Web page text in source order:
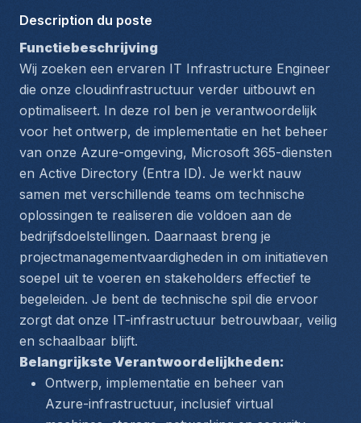
Description du poste
Functiebeschrijving
Wij zoeken een ervaren IT Infrastructure Engineer
die onze cloudinfrastructuur verder uitbouwt en
optimaliseert. In deze rol ben je verantwoordelijk
voor het ontwerp, de implementatie en het beheer
van onze Azure-omgeving, Microsoft 365-diensten
en Active Directory (Entra ID). Je werkt nauw
samen met verschillende teams om technische
oplossingen te realiseren die voldoen aan de
bedrijfsdoelstellingen. Daarnaast breng je
projectmanagementvaardigheden in om initiatieven
soepel uit te voeren en stakeholders effectief te
begeleiden. Je bent de technische spil die ervoor
zorgt dat onze IT-infrastructuur betrouwbaar, veilig
en schaalbaar blijft.
Belangrijkste Verantwoordelijkheden:
Ontwerp, implementatie en beheer van
Azure-infrastructuur, inclusief virtual